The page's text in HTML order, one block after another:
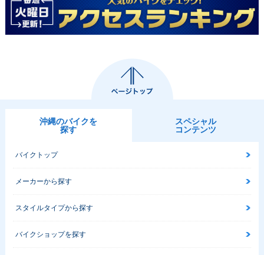
沖縄のバイクを
探す
スペシャル
コンテンツ
バイクトップ
メーカーから探す
スタイルタイプから探す
バイクショップを探す